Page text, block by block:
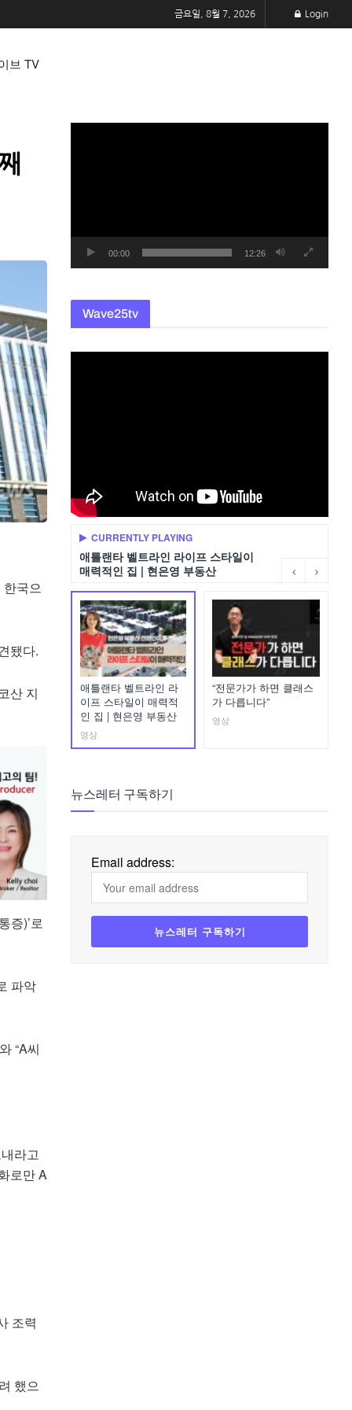
금요일, 8월 7, 2026 Login
브 TV
국으
됐다.
산 지
증)’로
파악
“A씨
라고
로만 A
조력
했으
00:00 12:26
Wave25tv
CURRENTLY PLAYING
애틀랜타 벨트라인 라이프 스타일이
매력적인 집 | 현은영 부동산
애틀랜타 벨트라인 라
이프 스타일이 매력적
인 집 | 현은영 부동산
영상
“전문가가 하면 클래스
가 다릅니다”
영상
뉴스레터 구독하기
Email address: